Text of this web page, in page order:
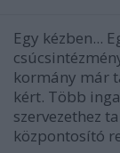
Egy kézben...
kormány már
kért. Több
szervezethez
központosító